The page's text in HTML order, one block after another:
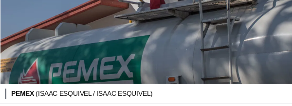
PEMEX(ISAAC ESQUIVEL / ISAAC ESQUIVEL)